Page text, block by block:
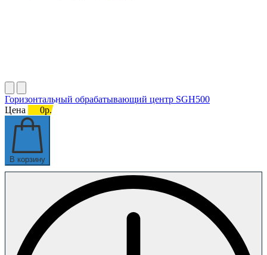
Горизонтальный обрабатывающий центр SGH500
Цена
0р.
В корзину